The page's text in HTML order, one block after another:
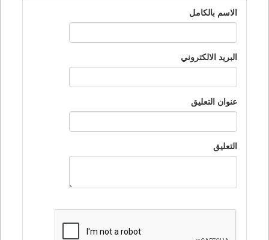
الاسم بالكامل
البريد الالكتروني
عنوان التعليق
التعليق